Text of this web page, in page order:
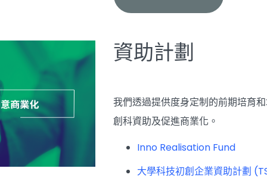
資助計劃
我們透過提供度身定制的前期培育
創科資助及促進商業化。
Inno Realisation Fund
大學科技初創企業資助計劃